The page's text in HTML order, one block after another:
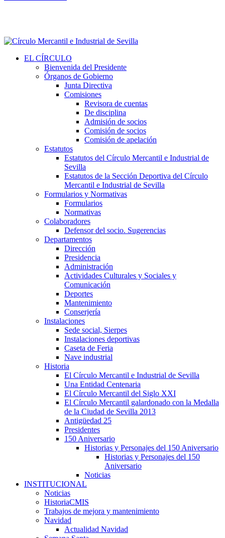
EL CÍRCULO
Bienvenida del Presidente
Órganos de Gobierno
Junta Directiva
Comisiones
Revisora de cuentas
De disciplina
Admisión de socios
Comisión de socios
Comisión de apelación
Estatutos
Estatutos del Círculo Mercantil e Industrial de
Sevilla
Estatutos de la Sección Deportiva del Círculo
Mercantil e Industrial de Sevilla
Formularios y Normativas
Formularios
Normativas
Colaboradores
Defensor del socio. Sugerencias
Departamentos
Dirección
Presidencia
Administración
Actividades Culturales y Sociales y
Comunicación
Deportes
Mantenimiento
Conserjería
Instalaciones
Sede social, Sierpes
Instalaciones deportivas
Caseta de Feria
Nave industrial
Historia
El Círculo Mercantil e Industrial de Sevilla
Una Entidad Centenaria
El Círculo Mercantil del Siglo XXI
El Círculo Mercantil galardonado con la Medalla
de la Ciudad de Sevilla 2013
Antigüedad 25
Presidentes
150 Aniversario
Historias y Personajes del 150 Aniversario
Historias y Personajes del 150
Aniversario
Noticias
INSTITUCIONAL
Noticias
HistoriaCMIS
Trabajos de mejora y mantenimiento
Navidad
Actualidad Navidad